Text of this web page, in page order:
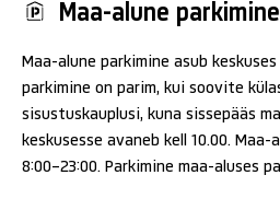
Maa-alune parkimine
Maa-alune parkimine asub
parkimine on parim, kui soovite
sisustuskauplusi, kuna sissepääs
keskusesse avaneb kell 10.00.
8:00-23:00. Parkimine maa-aluses